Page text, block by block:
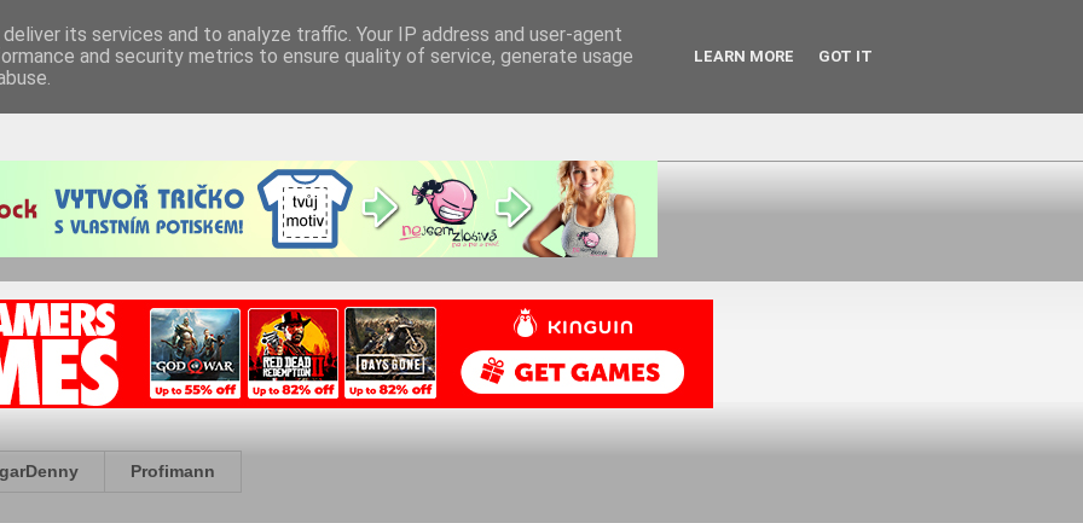
Profimann
its services and to analyze traffic. Your IP address and user-agent
and security metrics to ensure quality of service, generate usage
LEARN MORE GOT IT